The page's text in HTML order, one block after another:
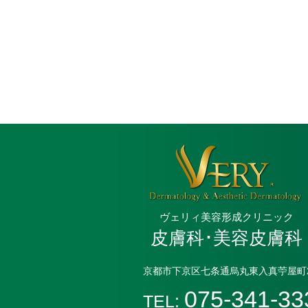
ヴェリィ美容形成クリニック
皮膚科･美容皮膚科
京都市下京区七条通烏丸東入真苧屋
TEL: 075-341-